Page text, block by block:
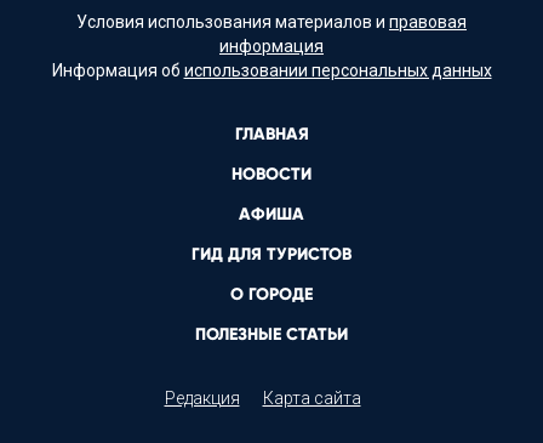
Условия использования материалов и правовая
информация
Информация об использовании персональных данных
ГЛАВНАЯ
НОВОСТИ
АФИША
ГИД ДЛЯ ТУРИСТОВ
О ГОРОДЕ
ПОЛЕЗНЫЕ СТАТЬИ
Редакция Карта сайта